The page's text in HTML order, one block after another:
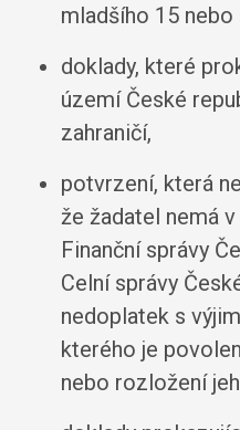
mladšího 15
doklady, které
území České
zahraničí,
potvrzení, která
že žadatel nemá
Finanční správy
Celní správy
nedoplatek s
kterého je
nebo rozložení